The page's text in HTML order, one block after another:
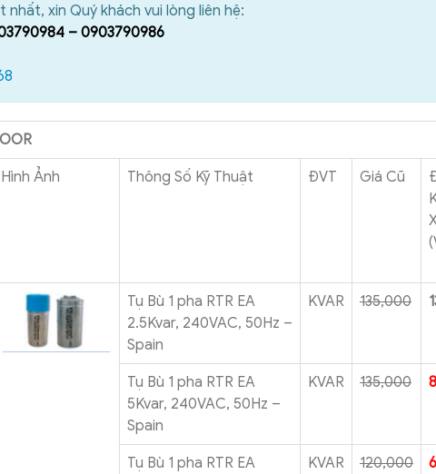
xin Quý khách vui lòng liên hệ:
– 0903790986
Hình Ảnh Thông Số Kỹ Thuật ĐVT Giá Cũ
Tụ Bù 1 pha RTR EA
2.5Kvar, 240VAC, 50Hz –
Spain
KVAR 135,000
Tụ Bù 1 pha RTR EA
5Kvar, 240VAC, 50Hz –
Spain
KVAR 135,000
Tụ Bù 1 pha RTR EA
KVAR 120,000